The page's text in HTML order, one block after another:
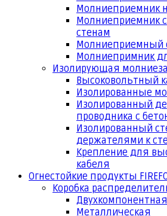
Молниеприемник
Молниеприемник
стенам
Молниеприемный
Молниепримник
Изолирующая
Высоковольтный
Изолированные
Изолированный
проводника с
Изолированный
держателями к
Крепление для
кабеля
Огнестойкие продукты
Коробка
Двухкомпонентная
Металлическая